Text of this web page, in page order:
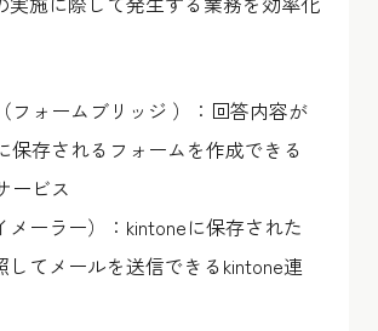
（フォームブリッジ ）：回答内容が
保存されるフォームを作成できる
ービス
メーラー）：kintoneに保存された
してメールを送信できるkintone連